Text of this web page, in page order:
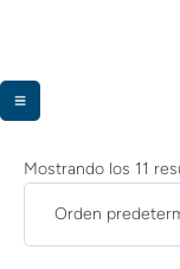
Mostrando los 11